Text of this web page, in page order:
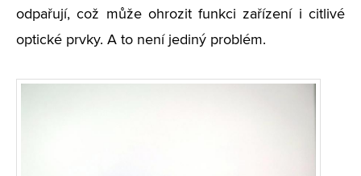
odpařují, což může ohrozit funkci zařízení i citlivé
optické prvky. A to není jediný problém.